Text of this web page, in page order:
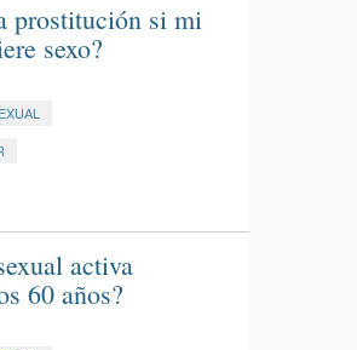
prostitución si mi
sexo?
activa
60 años?